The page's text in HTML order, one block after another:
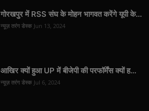
गोरखपुर में RSS संघ के मोहन भागवत करेंगे यूपी के...
न्यूज़ तरंग डेस्क Jun 13, 2024
आखिर क्यों हुआ UP में बीजेपी की परफॉर्मेंस क्यों ह...
न्यूज़ तरंग डेस्क Jul 6, 2024